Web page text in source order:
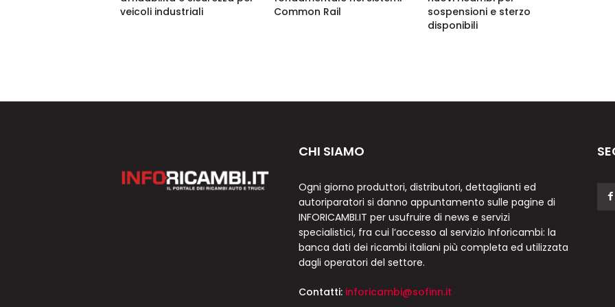
veicoli industriali
Common Rail
sospensioni e sterzo
disponibili
CHI SIAMO
Ogni giorno produttori, distributori, dettaglianti ed
autoriparatori si danno appuntamento sulle pagine di
INFORICAMBI.IT per usufruire di news e servizi
specialistici, fra cui l’accesso al servizio Inforicambi: la
banca dati dei ricambi italiani più completa ed utilizzata
dagli operatori del settore.
Contatti: inforicambi@sofinn.it